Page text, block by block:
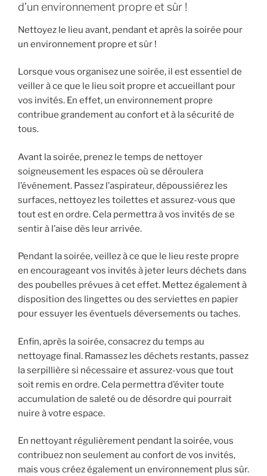
d’un environnement propre et sûr !
Nettoyez le lieu avant, pendant et après la soirée pour
un environnement propre et sûr !
Lorsque vous organisez une soirée, il est essentiel de
veiller à ce que le lieu soit propre et accueillant pour
vos invités. En effet, un environnement propre
contribue grandement au confort et à la sécurité de
tous.
Avant la soirée, prenez le temps de nettoyer
soigneusement les espaces où se déroulera
l’événement. Passez l’aspirateur, dépoussiérez les
surfaces, nettoyez les toilettes et assurez-vous que
tout est en ordre. Cela permettra à vos invités de se
sentir à l’aise dès leur arrivée.
Pendant la soirée, veillez à ce que le lieu reste propre
en encourageant vos invités à jeter leurs déchets dans
des poubelles prévues à cet effet. Mettez également à
disposition des lingettes ou des serviettes en papier
pour essuyer les éventuels déversements ou taches.
Enfin, après la soirée, consacrez du temps au
nettoyage final. Ramassez les déchets restants, passez
la serpillière si nécessaire et assurez-vous que tout
soit remis en ordre. Cela permettra d’éviter toute
accumulation de saleté ou de désordre qui pourrait
nuire à votre espace.
En nettoyant régulièrement pendant la soirée, vous
contribuez non seulement au confort de vos invités,
mais vous créez également un environnement plus sûr.